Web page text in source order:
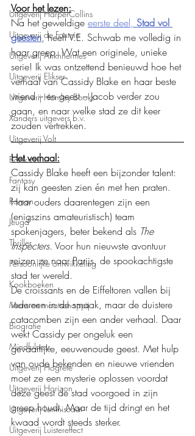
Uitgeverij HarperCollins
Uitgeverij de Fontein
Uitgeverij Ankhhermes
Uitgeverij Elikser
Uitgeverij Hamley Books
Xanders uitgevers b.v.
Uitgeverij Volt
Bookscout
Fantasy
Roman
Jeugd
Thriller
Persoonlijke ontwikkeling
Kookboeken
Mens en maatschappij
Biografie
Mindfulness
Uitgeverij Hogrefe
Uitgeverij Horizon
Uitgeverij Lemniscaat
Uitgeverij Luistereffect
Voor het lezen:
Na het geweldige eerste deel, Stad vol
geesten, heeft V.E. Schwab me volledig in
haar greep. Wat een originele, unieke
serie! Ik was ontzettend benieuwd hoe het
verhaal van Cassidy Blake en haar beste
vriend – en geest – Jacob verder zou
gaan, en naar welke stad ze dit keer
zouden vertrekken.
Het verhaal:
Cassidy Blake heeft een bijzonder talent:
zij kan geesten zien én met hen praten.
Haar ouders daarentegen zijn een
(enigszins amateuristisch) team
spokenjagers, beter bekend als The
Inspecters. Voor hun nieuwste avontuur
reizen ze naar Parijs, de spookachtigste
stad ter wereld.
De croissants en de Eiffeltoren vallen bij
iedereen in de smaak, maar de duistere
catacomben zijn een ander verhaal. Daar
wekt Cassidy per ongeluk een
gevaarlijke, eeuwenoude geest. Met hulp
van oude bekenden en nieuwe vrienden
moet ze een mysterie oplossen voordat
deze geest de stad voorgoed in zijn
greep houdt. Maar de tijd dringt en het
kwaad wordt steeds sterker.